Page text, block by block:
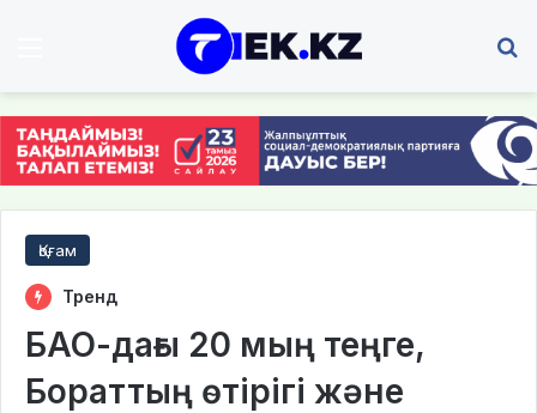
Қоғам
Тренд
БАО-дағы 20 мың теңге,
Бораттың өтірігі және